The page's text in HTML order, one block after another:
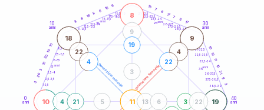
generazione maschile generazione femminile
0
anni
10
anni
30
anni
40
anni
1-2,5
2,5-3,5
3,5-4
6-7,5
7,5-8,5
8,5-9
11-12,5
12,5-13,5
13,5-14
16-17,5
17,5-18,5
18,5-19
21-22,5
22,5-23,5
23,5-24
26-27,5
27,5-28,5
28,5-29
31-32,5
32,5-33,5
33,5-34
36-37,5
37,5-38,5
38,5-39
3
20
3
10
20
10
10
8
8
16
8
6
16 6 15
7
6
17
7
8
17
10
19
11
10
21
11
3
10
8
19
11
18 9
3
4
9
22
21
19
13 6
5
3
22
4
4
22
5anni
15 anni 25anni
35anni